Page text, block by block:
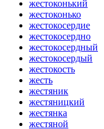
жестоконький
жестоконько
жестокосердие
жестокосердно
жестокосердный
жестокосердый
жестокость
жесть
жестяник
жестяницкий
жестянка
жестяной